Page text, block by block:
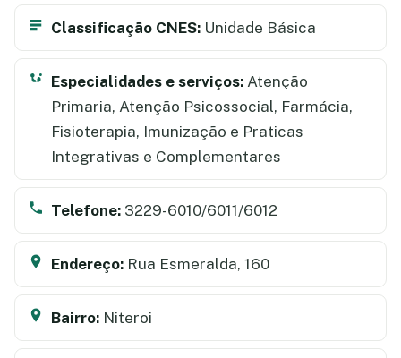
Classificação CNES: Unidade Básica
Especialidades e serviços: Atenção
Primaria, Atenção Psicossocial, Farmácia,
Fisioterapia, Imunização e Praticas
Integrativas e Complementares
Telefone: 3229-6010/6011/6012
Endereço: Rua Esmeralda, 160
Bairro: Niteroi